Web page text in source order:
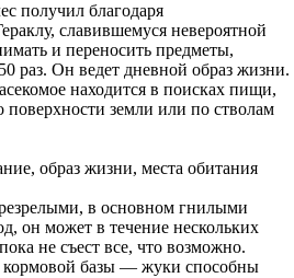
получил благодаря
славившемуся невероятной
и переносить предметы,
раз. Он ведет дневной образ жизни.
находится в поисках пищи,
поверхности земли или по стволам
в основном гнилыми
он может в течение нескольких
не съест все, что возможно.
базы — жуки способны